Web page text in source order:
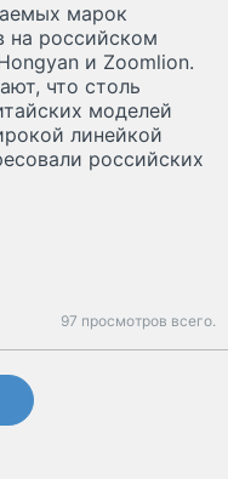
марок
на российском
и Zoomlion.
что столь
моделей
линейкой
российских
97 просмотров всего.